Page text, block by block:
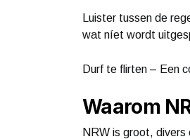
Luister tussen de
wat níet wordt
Durf te flirten – Een
Waarom
NRW is groot,